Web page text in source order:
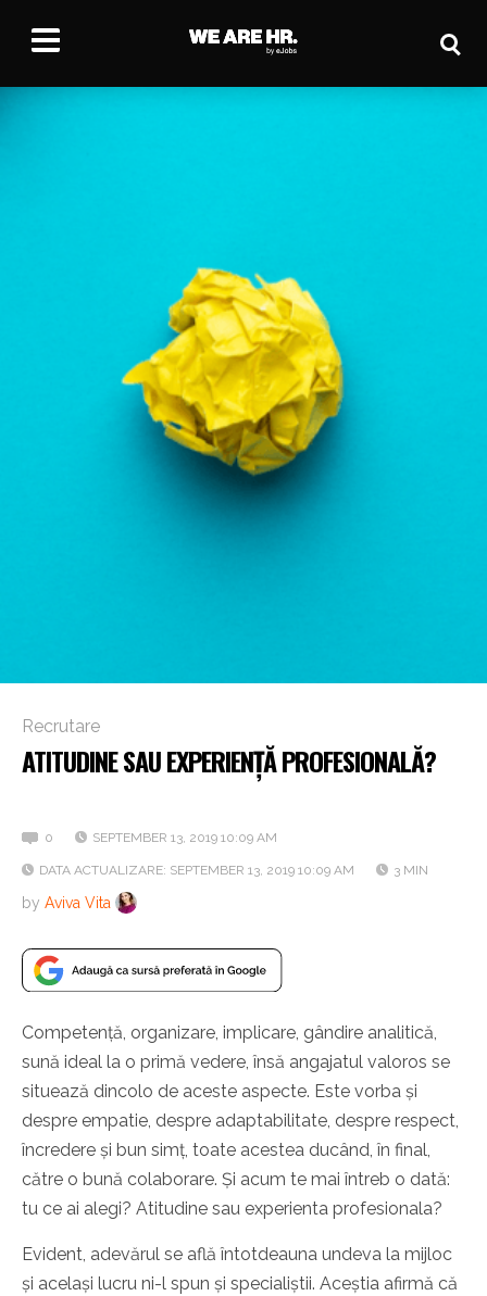
Recrutare
ATITUDINE SAU EXPERIENȚĂ PROFESIONALĂ?
0 SEPTEMBER 13, 2019 10:09 AM
DATA ACTUALIZARE: SEPTEMBER 13, 2019 10:09 AM 3 MIN
by Aviva Vita
Competență, organizare, implicare, gândire analitică,
sună ideal la o primă vedere, însă angajatul valoros se
situează dincolo de aceste aspecte. Este vorba și
despre empatie, despre adaptabilitate, despre respect,
încredere și bun simț, toate acestea ducând, în final,
către o bună colaborare. Și acum te mai întreb o dată:
tu ce ai alegi? Atitudine sau experienta profesionala?
Evident, adevărul se află întotdeauna undeva la mijloc
și același lucru ni-l spun și specialiștii. Aceștia afirmă că